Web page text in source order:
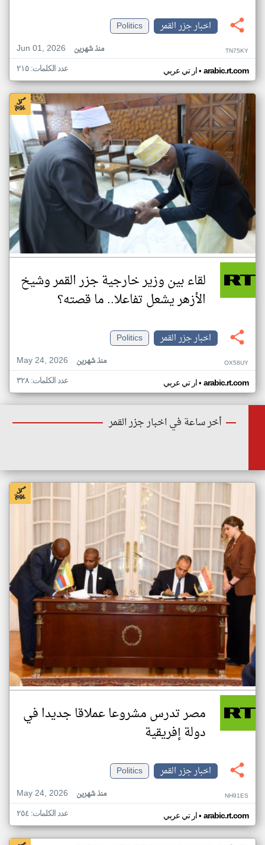
اخبار جزر القمر
Politics
Jun 01, 2026
منذ شهرين TN75KY
ار تي عربي• arabic.rt.com عدد الكلمات: ٢١٥
لقاء بين وزير خارجية جزر القمر وشيخ
الأزهر يشعل تفاعلا.. ما قصته؟
اخبار جزر القمر
Politics
May 24, 2026
منذ شهرين OX58UY
ار تي عربي• arabic.rt.com عدد الكلمات: ٣٢٨
أخر ساعة في اخبار جزر القمر
مصر تدرس مشروعا عملاقا جديدا في
دولة إفريقية
اخبار جزر القمر
Politics
May 24, 2026
منذ شهرين NH91ES
ار تي عربي• arabic.rt.com عدد الكلمات: ٢٥٤